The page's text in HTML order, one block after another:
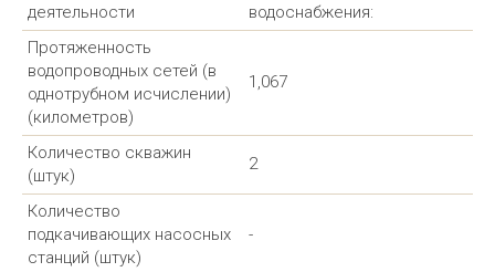
деятельности
водоснабжения:
Протяженность
водопроводных сетей (в
однотрубном исчислении)
(километров)
1,067
Количество скважин
(штук)
2
Количество
подкачивающих насосных
станций (штук)
-